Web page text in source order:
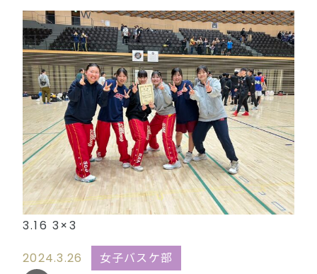
3.16 3×3
2024.3.26
女子バスケ部